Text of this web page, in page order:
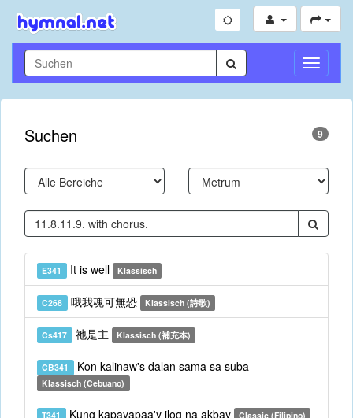
Suchen 9
E341 It is well Klassisch
C268 哦我魂可無恐 Klassisch (詩歌)
Cs417 祂是主 Klassisch (補充本)
CB341 Kon kalinaw's dalan sama sa suba
Klassisch (Cebuano)
T341 Kung kapayapaa'y ilog na akbay Classic (Filipino)